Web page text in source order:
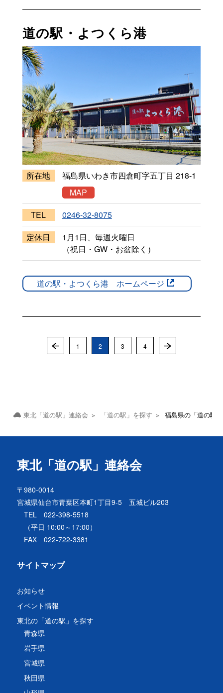
道の駅・よつくら港
所在地
福島県いわき市四倉町字五丁目 218-1
MAP
TEL
0246-32-8075
定休日
1月1日、毎週火曜日
（祝日・GW・お盆除く）
道の駅・よつくら港 ホームページ
1 2 3 4
東北「道の駅」連絡会 「道の駅」を探す 福島県の「道の駅」
東北「道の駅」連絡会
〒980-0014
宮城県仙台市青葉区本町1丁目9-5 五城ビル203
TEL 022-398-5518
（平日 10:00～17:00）
FAX 022-722-3381
サイトマップ
お知らせ
イベント情報
東北の「道の駅」を探す
青森県
岩手県
宮城県
秋田県